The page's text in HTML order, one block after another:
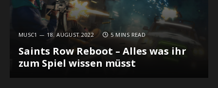
MUSC1 18. AUGUST 2022 5 MINS READ
Saints Row Reboot – Alles was ihr
zum Spiel wissen müsst